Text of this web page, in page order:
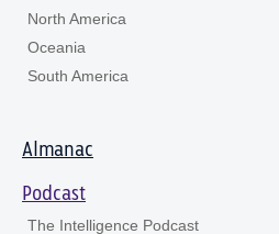
North America
Oceania
South America
Almanac
Podcast
The Intelligence Podcast